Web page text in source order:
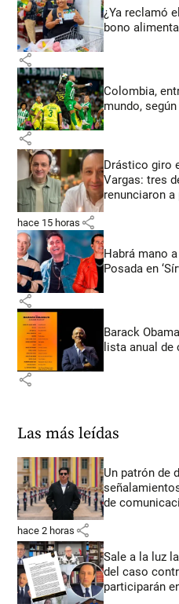
¿Ya reclamó
bono
share
Colombia,
mundo,
share
Drástico giro
Vargas: tres
renunciaron
hace 15 horas share
Habrá mano
Posada en
share
Barack
lista anual
share
Las más leídas
Un patrón de
de
hace 2 horas share
Sale a la luz
del caso
participarán